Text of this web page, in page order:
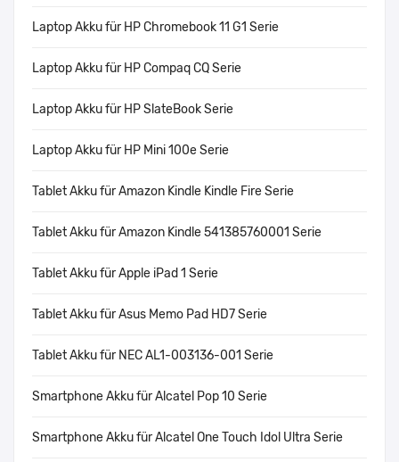
Laptop Akku für HP Chromebook 11 G1 Serie
Laptop Akku für HP Compaq CQ Serie
Laptop Akku für HP SlateBook Serie
Laptop Akku für HP Mini 100e Serie
Tablet Akku für Amazon Kindle Kindle Fire Serie
Tablet Akku für Amazon Kindle 541385760001 Serie
Tablet Akku für Apple iPad 1 Serie
Tablet Akku für Asus Memo Pad HD7 Serie
Tablet Akku für NEC AL1-003136-001 Serie
Smartphone Akku für Alcatel Pop 10 Serie
Smartphone Akku für Alcatel One Touch Idol Ultra Serie